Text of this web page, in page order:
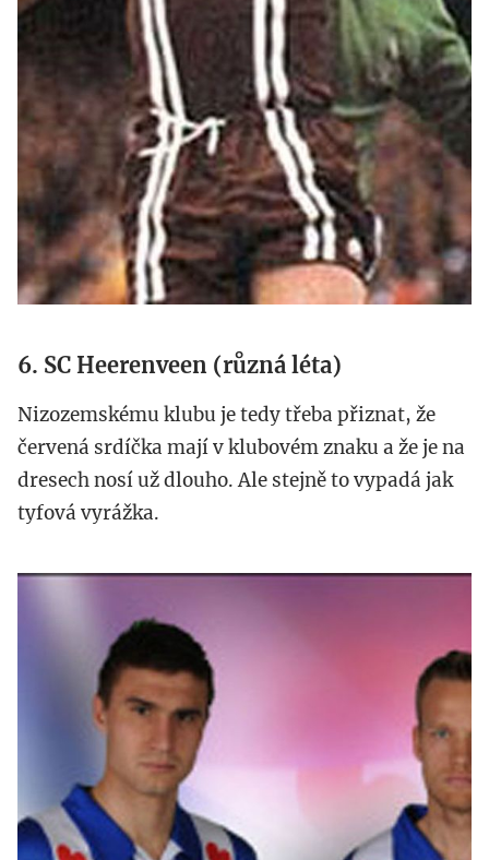
6. SC Heerenveen (různá léta)
Nizozemskému klubu je tedy třeba přiznat, že
červená srdíčka mají v klubovém znaku a že je na
dresech nosí už dlouho. Ale stejně to vypadá jak
tyfová vyrážka.
sc-
heerenveen.jpg